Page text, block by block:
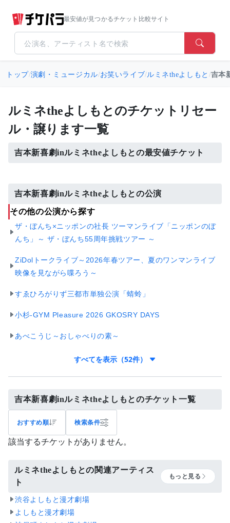
最安値が見つかるチケット比較サイト
トップ/演劇・ミュージカル/お笑いライブ/ルミネtheよしもと /吉本
ルミネtheよしもとのチケットリセー
ル・譲ります一覧
吉本新喜劇inルミネtheよしもとの最安値チケット
吉本新喜劇inルミネtheよしもとの公演
その他の公演から探す
ザ・ぼんち×ニッポンの社長 ツーマンライブ「ニッポンのぼ
んち」～ ザ・ぼんち55周年挑戦ツアー ～
ZiDolトークライブ～2026年春ツアー、夏のワンマンライブ
映像を見ながら喋ろう～
すゑひろがりず三都市単独公演「蜻蛉」
小杉-GYM Pleasure 2026 GKOSRY DAYS
あべこうじ～おしゃべりの素～
すべてを表示（52件）
吉本新喜劇inルミネtheよしもとのチケット一覧
おすすめ順 検索条件
該当するチケットがありません。
ルミネtheよしもとの関連アーティス
ト
もっと見る
渋谷よしもと漫才劇場
よしもと漫才劇場